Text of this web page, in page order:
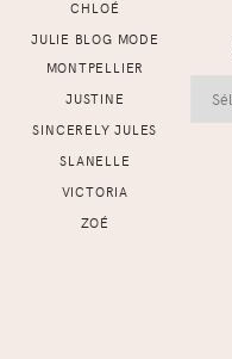
CHLOÉ
JULIE BLOG MODE
MONTPELLIER
JUSTINE
SINCERELY JULES
SLANELLE
VICTORIA
ZOÉ